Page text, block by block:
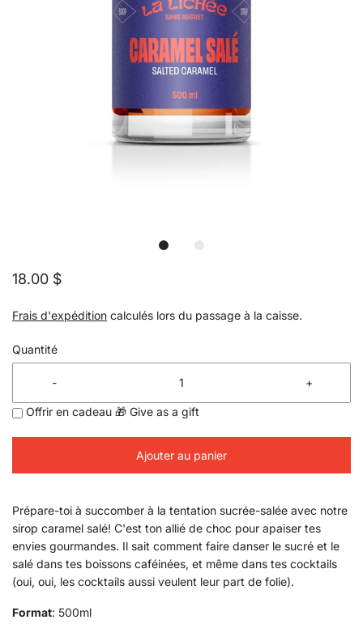
18.00 $
Frais d'expédition calculés lors du passage à la caisse.
Quantité
- +
Offrir en cadeau 🎁 Give as a gift
Ajouter au panier
​​Prépare-toi à succomber à la tentation sucrée-salée avec notre
sirop caramel salé! C'est ton allié de choc pour apaiser tes
envies gourmandes. Il sait comment faire danser le sucré et le
salé dans tes boissons caféinées, et même dans tes cocktails
(oui, oui, les cocktails aussi veulent leur part de folie).
Format: 500ml